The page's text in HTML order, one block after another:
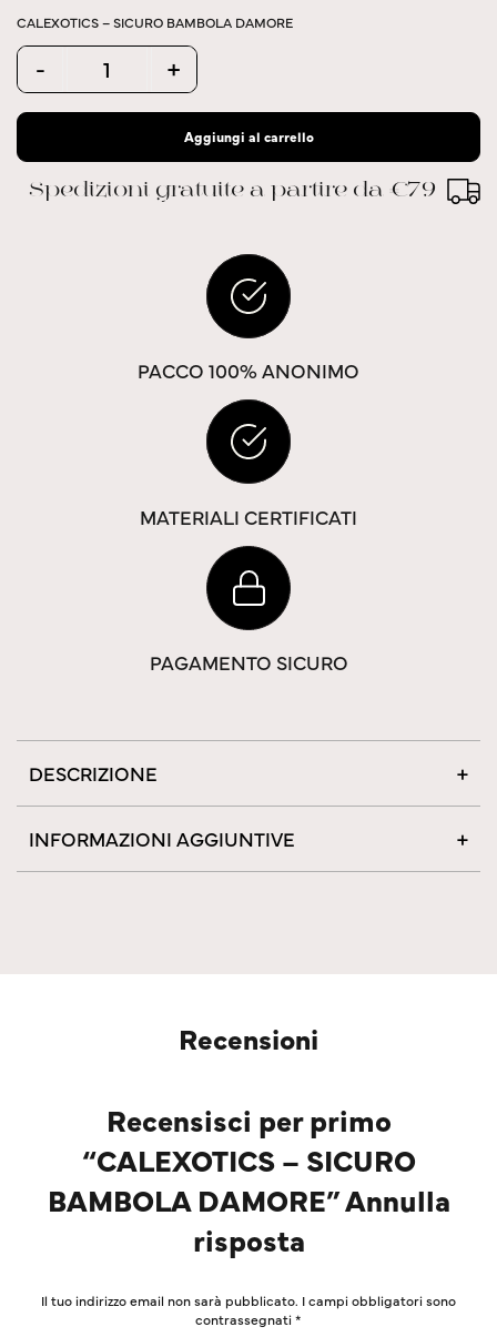
CALEXOTICS – SICURO BAMBOLA DAMORE
Quantity
- +
Aggiungi al carrello
Spedizioni gratuite a partire da €79
PACCO 100% ANONIMO
MATERIALI CERTIFICATI
PAGAMENTO SICURO
DESCRIZIONE
INFORMAZIONI AGGIUNTIVE
Recensioni
Recensisci per primo
“CALEXOTICS – SICURO
BAMBOLA DAMORE” Annulla
risposta
Il tuo indirizzo email non sarà pubblicato. I campi obbligatori sono
contrassegnati*